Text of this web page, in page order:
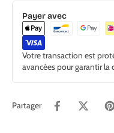
Payer avec
Votre transaction est
avancées pour garantir
Partager